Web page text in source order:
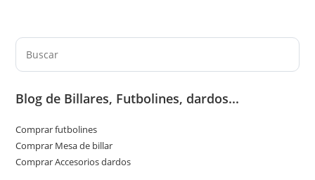
Blog de Billares, Futbolines, dardos...
Comprar futbolines
Comprar Mesa de billar
Comprar Accesorios dardos